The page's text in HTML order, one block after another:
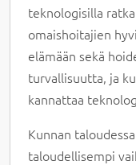
teknologisilla
omaishoitajien
elämään sekä
turvallisuutta, ja
kannattaa
Kunnan
taloudellisempi